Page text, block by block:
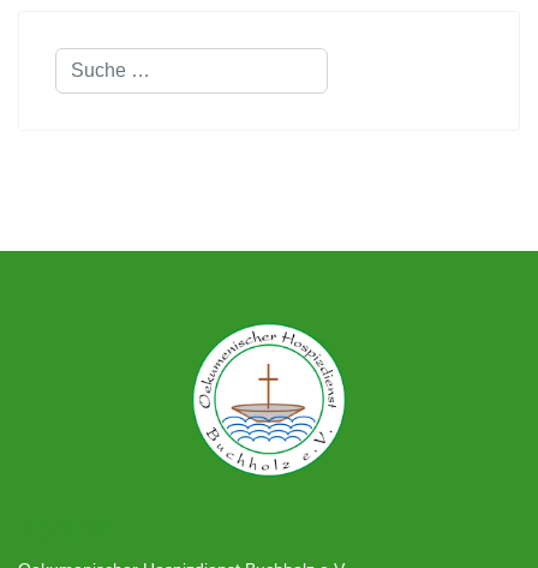
Suchen